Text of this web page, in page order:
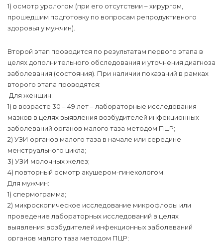
1) осмотр урологом (при его отсутствии – хирургом,
прошедшим подготовку по вопросам репродуктивного
здоровья у мужчин).
Второй этап проводится по результатам первого этапа в
целях дополнительного обследования и уточнения диагноза
заболевания (состояния). При наличии показаний в рамках
второго этапа проводятся:
Для женщин:
1) в возрасте 30 – 49 лет – лабораторные исследования
мазков в целях выявления возбудителей инфекционных
заболеваний органов малого таза методом ПЦР;
2) УЗИ органов малого таза в начале или середине
менструального цикла;
3) УЗИ молочных желез;
4) повторный осмотр акушером-гинекологом.
Для мужчин:
1) спермограмма;
2) микроскопическое исследование микрофлоры или
проведение лабораторных исследований в целях
выявления возбудителей инфекционных заболеваний
органов малого таза методом ПЦР;